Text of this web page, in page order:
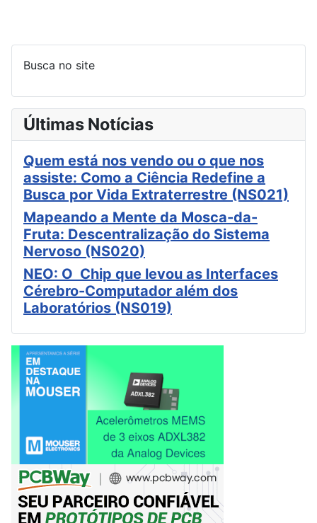
Busca no site
Últimas Notícias
Quem está nos vendo ou o que nos
assiste: Como a Ciência Redefine a
Busca por Vida Extraterrestre (NS021)
Mapeando a Mente da Mosca-da-
Fruta: Descentralização do Sistema
Nervoso (NS020)
NEO: O Chip que levou as Interfaces
Cérebro-Computador além dos
Laboratórios (NS019)